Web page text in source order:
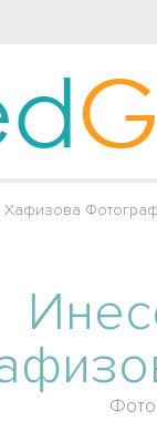
Хафизова Фотограф